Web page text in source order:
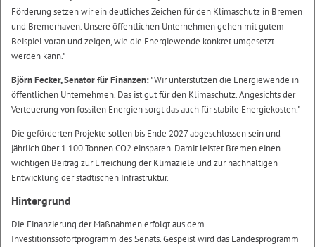
Förderung setzen wir ein deutliches Zeichen für den Klimaschutz in Bremen
und Bremerhaven. Unsere öffentlichen Unternehmen gehen mit gutem
Beispiel voran und zeigen, wie die Energiewende konkret umgesetzt
werden kann."
Björn Fecker, Senator für Finanzen:"Wir unterstützen die Energiewende in
öffentlichen Unternehmen. Das ist gut für den Klimaschutz. Angesichts der
Verteuerung von fossilen Energien sorgt das auch für stabile Energiekosten."
Die geförderten Projekte sollen bis Ende 2027 abgeschlossen sein und
jährlich über 1.100 Tonnen CO2 einsparen. Damit leistet Bremen einen
wichtigen Beitrag zur Erreichung der Klimaziele und zur nachhaltigen
Entwicklung der städtischen Infrastruktur.
Hintergrund
Die Finanzierung der Maßnahmen erfolgt aus dem
Investitionssofortprogramm des Senats. Gespeist wird das Landesprogramm